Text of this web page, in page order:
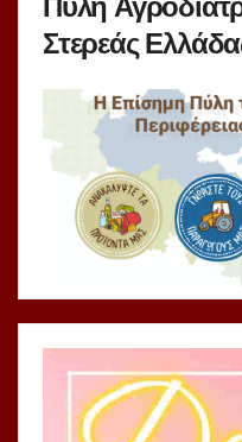
Στερεάς